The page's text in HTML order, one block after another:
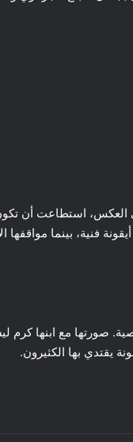
العكس، استطاعت أن
فنية، بينما
صورتها مع ابنها
يقتدي بها الكثيرون.